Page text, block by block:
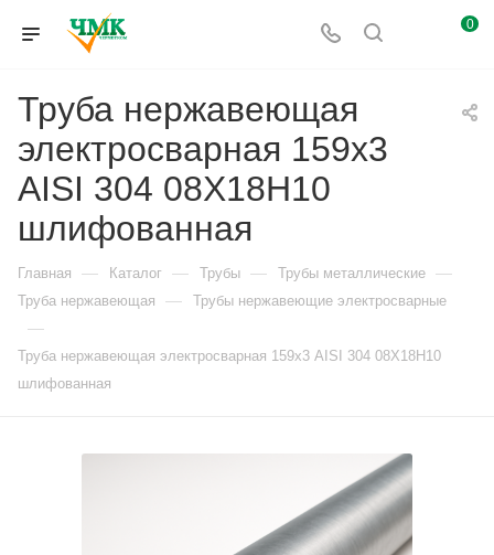
0
Труба нержавеющая
электросварная 159х3
AISI 304 08Х18Н10
шлифованная
Главная — Каталог — Трубы — Трубы металлические —
Труба нержавеющая — Трубы нержавеющие электросварные
—
Труба нержавеющая электросварная 159х3 AISI 304 08Х18Н10
шлифованная